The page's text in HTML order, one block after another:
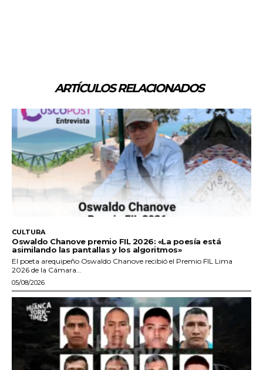
ARTÍCULOS RELACIONADOS
CULTURA
Oswaldo Chanove premio FIL 2026: «La poesía está
asimilando las pantallas y los algoritmos»
El poeta arequipeño Oswaldo Chanove recibió el Premio FIL Lima
2026 de la Cámara...
05/08/2026